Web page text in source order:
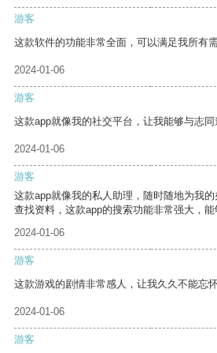
游客
这款软件的功能非常全面，可以满足我所有需
2024-01-06
游客
这款app就像我的社交平台，让我能够与志同
2024-01-06
游客
这款app就像我的私人助理，随时随地为我
查找资料，这款app的搜索功能非常强大，能
2024-01-06
游客
这款游戏的剧情非常感人，让我久久不能忘怀
2024-01-06
游客